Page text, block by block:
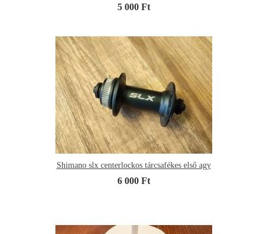
5 000 Ft
Shimano slx centerlockos tárcsafékes első agy
6 000 Ft